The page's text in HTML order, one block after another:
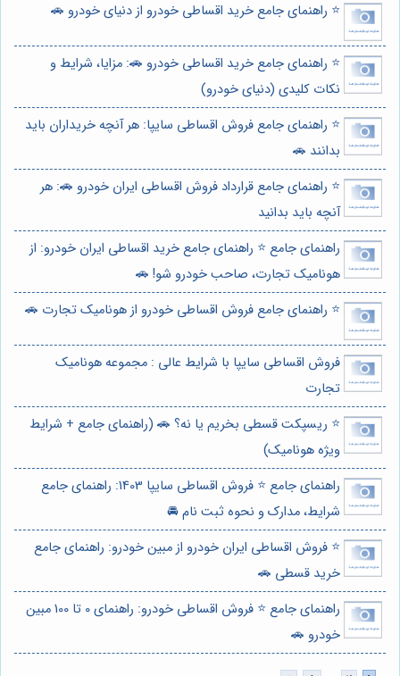
⭐️ راهنمای جامع خرید اقساطی خودرو از دنیای خودرو 🚗
⭐️ راهنمای جامع خرید اقساطی خودرو 🚗: مزایا، شرایط و
نکات کلیدی (دنیای خودرو)
⭐️ راهنمای جامع فروش اقساطی سایپا: هر آنچه خریداران باید
بدانند 🚗
⭐️ راهنمای جامع قرارداد فروش اقساطی ایران خودرو 🚗: هر
آنچه باید بدانید
راهنمای جامع ⭐️ راهنمای جامع خرید اقساطی ایران خودرو: از
هونامیک تجارت، صاحب خودرو شو! 🚗
⭐️ راهنمای جامع فروش اقساطی خودرو از هونامیک تجارت 🚗
فروش اقساطی سایپا با شرایط عالی : مجموعه هونامیک
تجارت
⭐️ ریسپکت قسطی بخریم یا نه؟ 🚗 (راهنمای جامع + شرایط
ویژه هونامیک)
راهنمای جامع ⭐️ فروش اقساطی سایپا 1403: راهنمای جامع
شرایط، مدارک و نحوه ثبت نام 🚘
⭐️ فروش اقساطی ایران خودرو از مبین خودرو: راهنمای جامع
خرید قسطی 🚗
راهنمای جامع ⭐️ فروش اقساطی خودرو: راهنمای 0 تا 100 مبین
خودرو 🚗